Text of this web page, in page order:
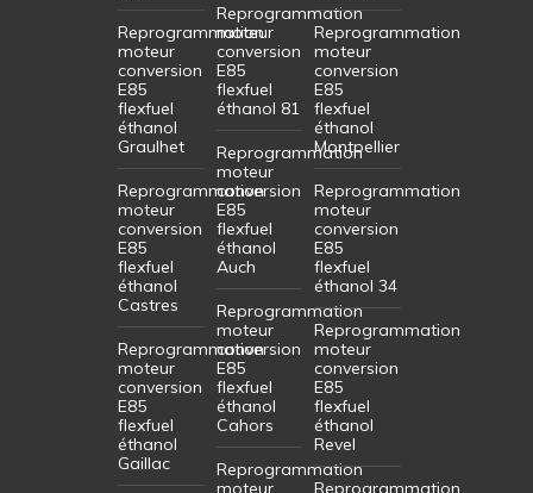
Reprogrammation
moteur
conversion
E85
flexfuel
éthanol
Graulhet
Reprogrammation
moteur
conversion
E85
flexfuel
éthanol
Castres
Reprogrammation
moteur
conversion
E85
flexfuel
éthanol
Gaillac
Reprogrammation
moteur
conversion
E85
flexfuel
éthanol 81
Reprogrammation
moteur
conversion
E85
flexfuel
éthanol
Auch
Reprogrammation
moteur
conversion
E85
flexfuel
éthanol
Cahors
Reprogrammation
moteur
Reprogrammation
moteur
conversion
E85
flexfuel
éthanol
Montpellier
Reprogrammation
moteur
conversion
E85
flexfuel
éthanol 34
Reprogrammation
moteur
conversion
E85
flexfuel
éthanol
Revel
Reprogrammation